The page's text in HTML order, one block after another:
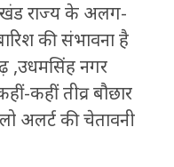
राज्य के अलग-
की संभावना है
,उधमसिंह नगर
कहीं तीव्र बौछार
अलर्ट की चेतावनी